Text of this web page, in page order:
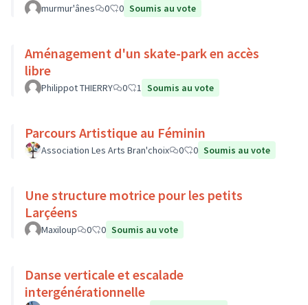
murmur'ânes 0 0 Soumis au vote
Aménagement d'un skate-park en accès
libre
Philippot THIERRY 0 1 Soumis au vote
Parcours Artistique au Féminin
Association Les Arts Bran'choix 0 0 Soumis au vote
Une structure motrice pour les petits
Larçéens
Maxiloup 0 0 Soumis au vote
Danse verticale et escalade
intergénérationnelle